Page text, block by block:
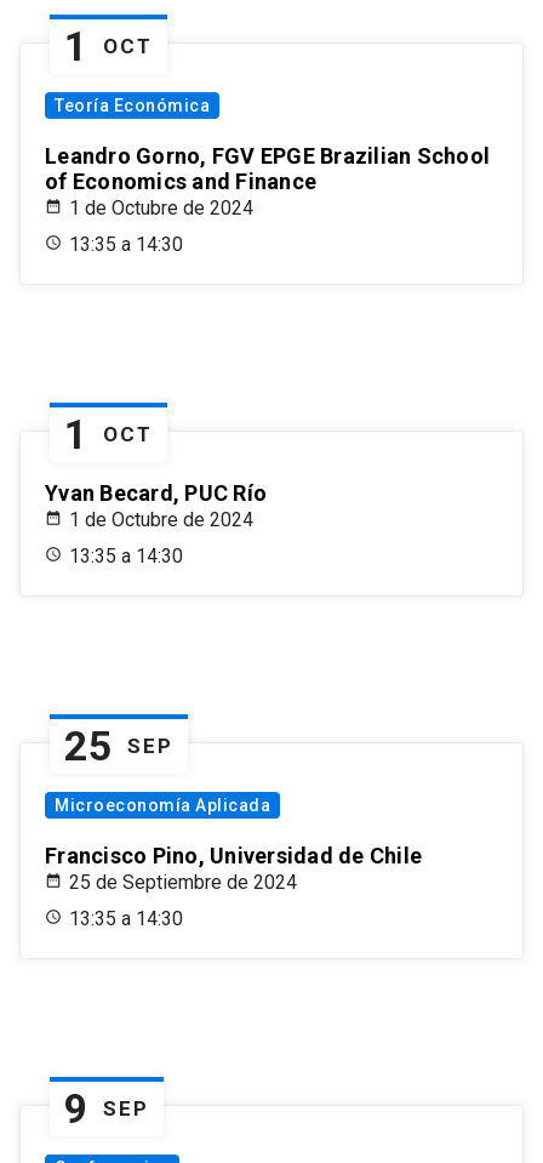
1 OCT
Teoría Económica
Leandro Gorno, FGV EPGE Brazilian School
of Economics and Finance
1 de Octubre de 2024
13:35 a 14:30
1 OCT
Yvan Becard, PUC Río
1 de Octubre de 2024
13:35 a 14:30
25 SEP
Microeconomía Aplicada
Francisco Pino, Universidad de Chile
25 de Septiembre de 2024
13:35 a 14:30
9 SEP